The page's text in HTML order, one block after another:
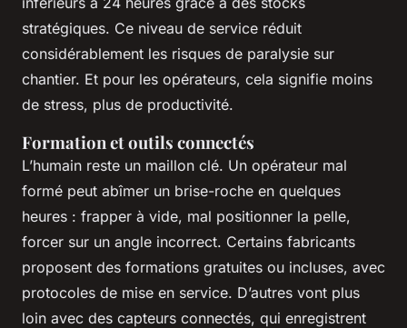
stratégiques. Ce niveau de service réduit
considérablement les risques de paralysie sur
chantier. Et pour les opérateurs, cela signifie moins
de stress, plus de productivité.
Formation et outils connectés
L’humain reste un maillon clé. Un opérateur mal
formé peut abîmer un brise-roche en quelques
heures : frapper à vide, mal positionner la pelle,
forcer sur un angle incorrect. Certains fabricants
proposent des formations gratuites ou incluses, avec
protocoles de mise en service. D’autres vont plus
loin avec des capteurs connectés, qui enregistrent